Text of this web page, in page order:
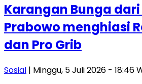
Karangan Bunga dari
Prabowo menghiasi
dan Pro Grib
Sosial | Minggu, 5 Juli 2026 - 18:46